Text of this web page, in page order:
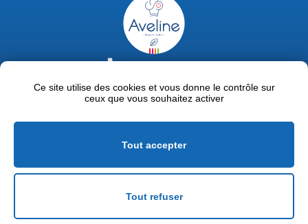
02 47 63 18 92
contact@avelinepro.fr
Mentions légales
Politique de confidentialité
Ce site utilise des cookies et vous donne le contrôle sur
ceux que vous souhaitez activer
Tout accepter
Tout refuser